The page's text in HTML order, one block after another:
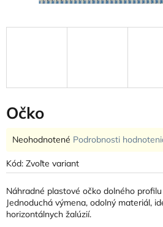
Očko
Kód: Zvoľte variant
Náhradné plastové očko dolného
Jednoduchá výmena, odolný materiál,
horizontálnych žalúzií.
Priemerné
produktu
je
0,0
z
5
hviezdičiek.
Neohodnotené Podrobnosti